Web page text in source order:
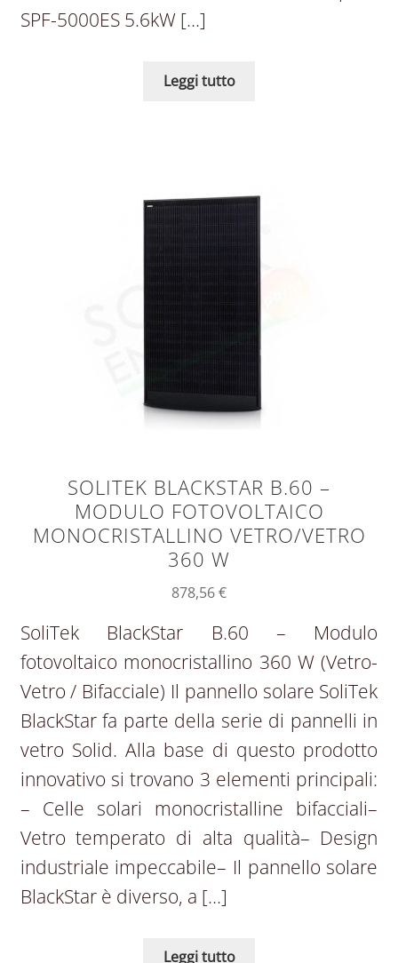
SPF-5000ES 5.6kW […]
Leggi tutto
SOLITEK BLACKSTAR B.60 –
MODULO FOTOVOLTAICO
MONOCRISTALLINO VETRO/VETRO
360 W
878,56€
SoliTek BlackStar B.60 – Modulo
fotovoltaico monocristallino 360 W (Vetro-
Vetro / Bifacciale) Il pannello solare SoliTek
BlackStar fa parte della serie di pannelli in
vetro Solid. Alla base di questo prodotto
innovativo si trovano 3 elementi principali:
– Celle solari monocristalline bifacciali–
Vetro temperato di alta qualità– Design
industriale impeccabile– Il pannello solare
BlackStar è diverso, a […]
Leggi tutto